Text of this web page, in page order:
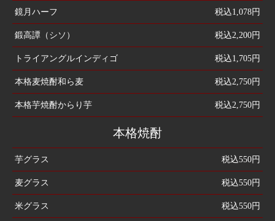
鏡月ハーフ 税込1,078円
鍛高譚（シソ） 税込2,200円
トライアングルインディゴ 税込1,705円
本格麦焼酎和ら麦 税込2,750円
本格芋焼酎からり芋 税込2,750円
本格焼酎
芋グラス 税込550円
麦グラス 税込550円
米グラス 税込550円